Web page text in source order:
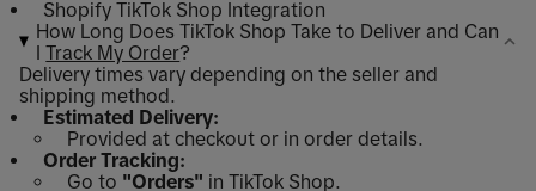
Shopify TikTok Shop Integration
How Long Does TikTok Shop Take to Deliver and Can
ITrack My Order?
Delivery times vary depending on the seller and
shipping method.
Estimated Delivery:
Provided at checkout or in order details.
Order Tracking:
Go to "Orders" in TikTok Shop.